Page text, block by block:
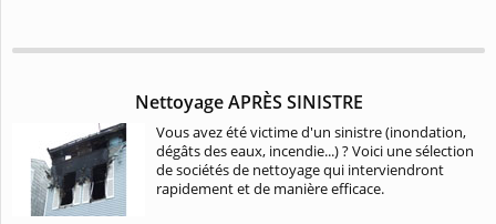
Nettoyage APRÈS SINISTRE
Vous avez été victime d'un sinistre (inondation,
dégâts des eaux, incendie...) ? Voici une sélection
de sociétés de nettoyage qui interviendront
rapidement et de manière efficace.